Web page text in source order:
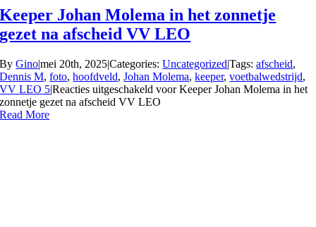
Keeper Johan Molema in het zonnetje
gezet na afscheid VV LEO
ByGino|mei 20th, 2025|Categories:Uncategorized|Tags:afscheid,
Dennis M,foto,hoofdveld,Johan Molema,keeper,voetbalwedstrijd,
VV LEO 5|Reacties uitgeschakeld voor Keeper Johan Molema in het
zonnetje gezet na afscheid VV LEO
Read More